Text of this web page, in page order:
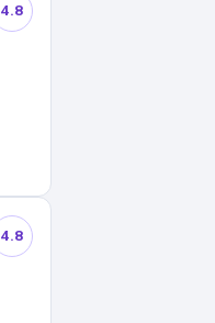
4.8
4.8